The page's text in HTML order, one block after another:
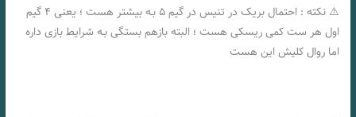
⚠️ نکته : احتمال بریک در تنیس در گیم ۵ بـه بیشتر هست ؛ یعنی ۴ گیم
اول هر ست کمی ریسکی هست ؛ البته بازهم بستگی بـه شرایط بازی داره
اما روال کلیش این هست